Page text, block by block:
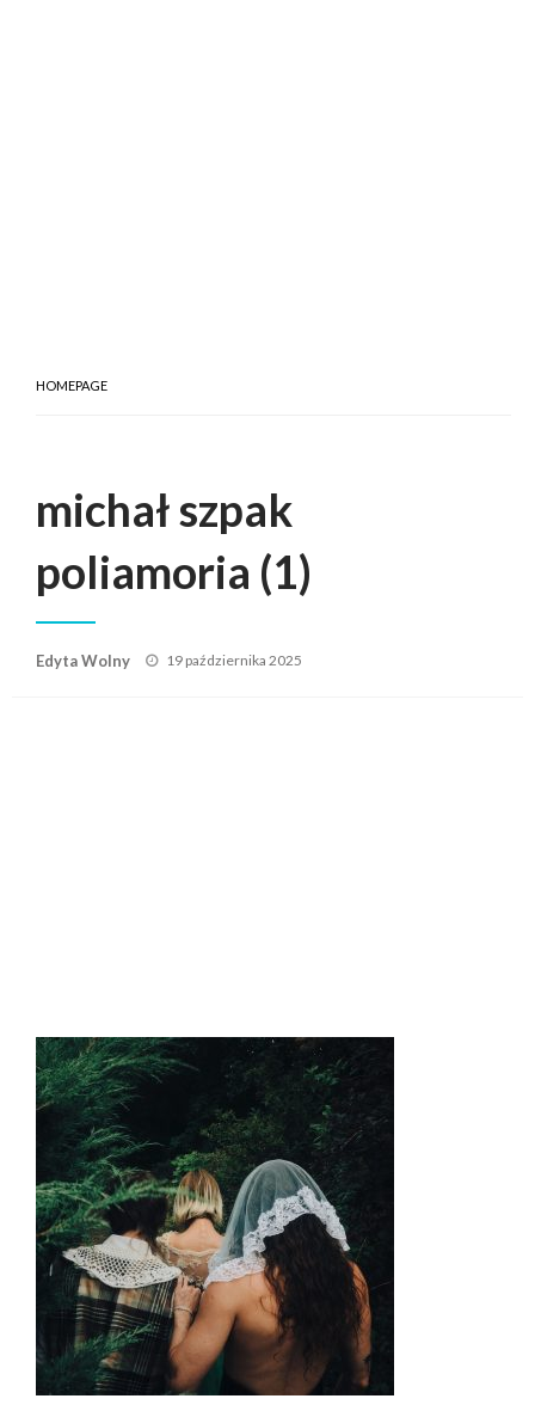
HOMEPAGE
michał szpak
poliamoria (1)
Edyta Wolny
Posted
19 października 2025